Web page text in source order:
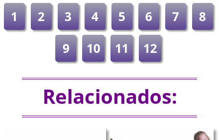
1 2 3 4 5 6 7
8
9
10 11 12
Relacionados: